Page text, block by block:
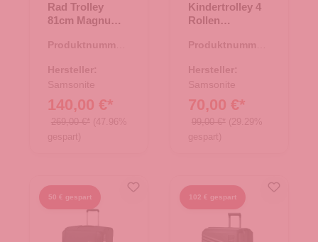
Rad Trolley
81cm Magnum
Produktnummer:
Hersteller:
Samsonite
140,00 €*
269,00 €* (47.96%
gespart)
Kindertrolley 4
Rollen
Simba
Produktnummer:
Hersteller:
Samsonite
70,00 €*
99,00 €* (29.29%
gespart)
50 € gespart 102 € gespart